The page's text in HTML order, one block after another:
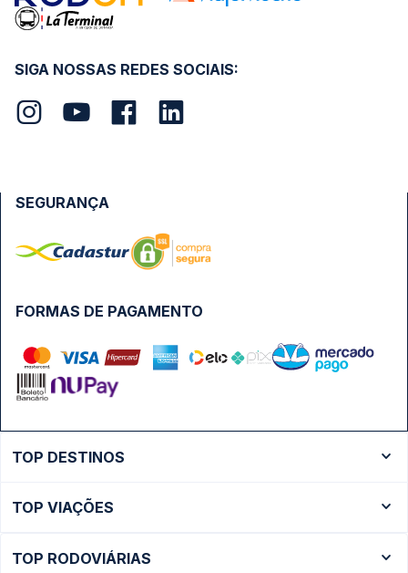
SIGA NOSSAS REDES SOCIAIS:
FORMAS DE PAGAMENTO
SEGURANÇA
TOP DESTINOS
Ônibus São Paulo
TOP VIAÇÕES
TOP RODOVIÁRIAS